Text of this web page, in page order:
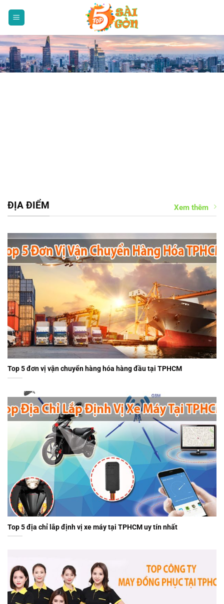
dung
ĐỊA ĐIỂM Xem thêm
Top 5 đơn vị vận chuyển hàng hóa hàng đầu tại TPHCM
Top 5 địa chỉ lắp định vị xe máy tại TPHCM uy tín nhất